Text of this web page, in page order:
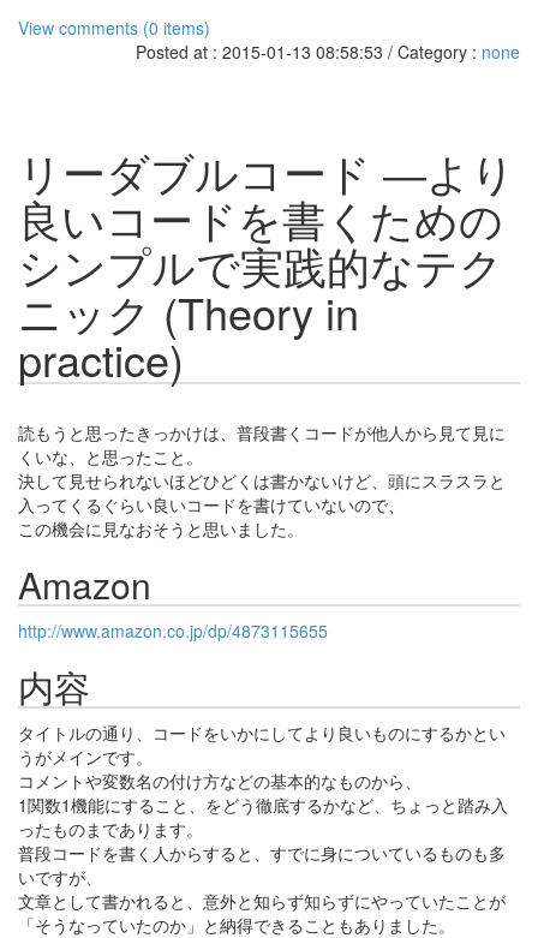
View comments (0 items)
Posted at : 2015-01-13 08:58:53 / Category : none
リーダブルコード ―より
良いコードを書くための
シンプルで実践的なテク
ニック (Theory in
practice)
読もうと思ったきっかけは、普段書くコードが他人から見て見に
くいな、と思ったこと。
決して見せられないほどひどくは書かないけど、頭にスラスラと
入ってくるぐらい良いコードを書けていないので、
この機会に見なおそうと思いました。
Amazon
http://www.amazon.co.jp/dp/4873115655
内容
タイトルの通り、コードをいかにしてより良いものにするかとい
うがメインです。
コメントや変数名の付け方などの基本的なものから、
1関数1機能にすること、をどう徹底するかなど、ちょっと踏み入
ったものまであります。
普段コードを書く人からすると、すでに身についているものも多
いですが、
文章として書かれると、意外と知らず知らずにやっていたことが
「そうなっていたのか」と納得できることもありました。